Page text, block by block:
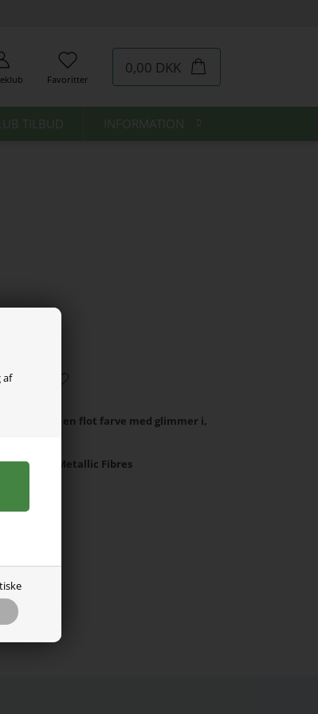
af
Favoritter
0,00 DKK
TILBUD INFORMATION
Blusen er i en flot farve med glimmer i,
6% Metallic Fibres